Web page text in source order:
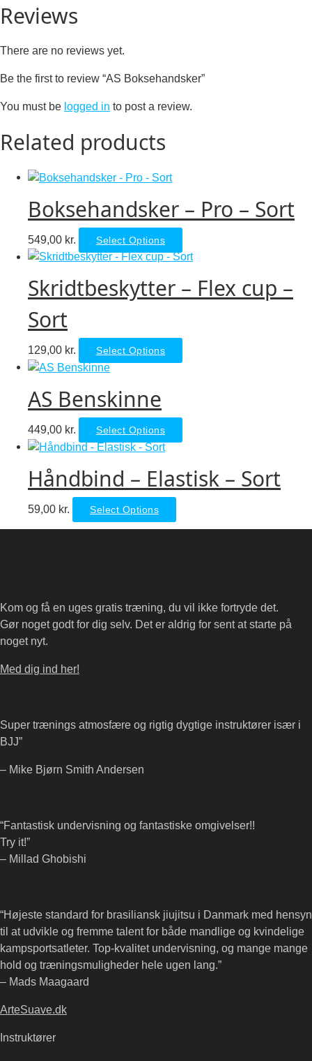
Reviews
There are no reviews yet.
Be the first to review “AS Boksehandsker”
You must be logged in to post a review.
Related products
Boksehandsker – Pro – Sort
549,00 kr. Select Options
product
multiple
options
product
Skridtbeskytter – Flex cup –
Sort
129,00 kr. Select Options
product
variants.
be
AS Benskinne
449,00 kr. Select Options
product
multiple
options
the
product
Håndbind – Elastisk – Sort
59,00 kr. Select Options
product
options
may
page
Kom og få en uges gratis træning, du vil ikke fortryde det.
Gør noget godt for dig selv. Det er aldrig for sent at starte på
noget nyt.
Med dig ind her!
Super trænings atmosfære og rigtig dygtige instruktører især i
BJJ”
– Mike Bjørn Smith Andersen
“Fantastisk undervisning og fantastiske omgivelser!!
Try it!”
– Millad Ghobishi
“Højeste standard for brasiliansk jiujitsu i Danmark med hensyn
til at udvikle og fremme talent for både mandlige og kvindelige
kampsportsatleter. Top-kvalitet undervisning, og mange mange
hold og træningsmuligheder hele ugen lang.”
– Mads Maagaard
ArteSuave.dk
Instruktører